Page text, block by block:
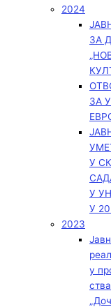
2024
ЗА
ЗА
У
У
У
2023
у